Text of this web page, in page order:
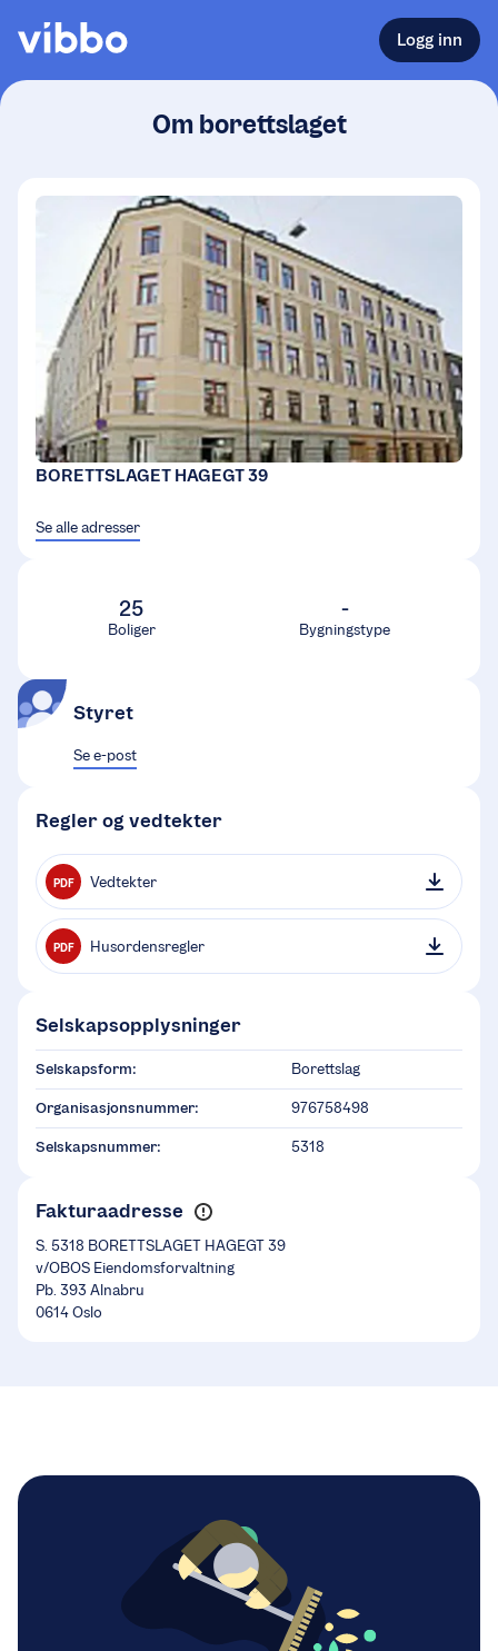
Logg inn
Om borettslaget
BORETTSLAGET HAGEGT 39
Se alle adresser
25
Boliger
-
Bygningstype
Styret
Se e-post
Regler og vedtekter
PDF Vedtekter
PDF Husordensregler
Selskapsopplysninger
Selskapsform: Borettslag
Organisasjonsnummer: 976758498
Selskapsnummer: 5318
Fakturaadresse
S. 5318 BORETTSLAGET HAGEGT 39
v/OBOS Eiendomsforvaltning
Pb. 393 Alnabru
0614 Oslo